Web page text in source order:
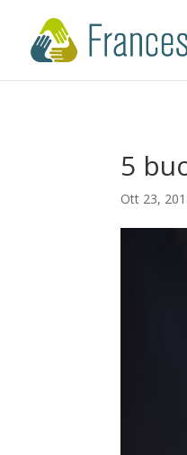
5
Ott 23,